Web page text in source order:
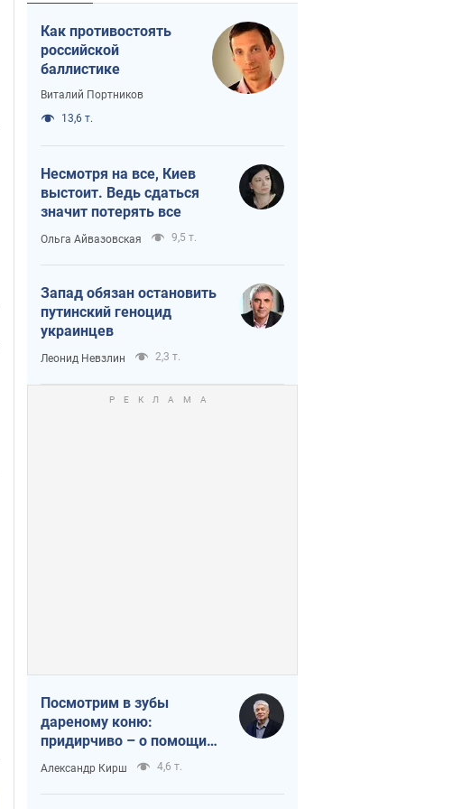
Как противостоять
российской
баллистике
Виталий Портников
13,6 т.
Несмотря на все, Киев
выстоит. Ведь сдаться
значит потерять все
Ольга Айвазовская 9,5 т.
Запад обязан остановить
путинский геноцид
украинцев
Леонид Невзлин 2,3 т.
Посмотрим в зубы
дареному коню:
придирчиво – о помощи
Украине
Александр Кирш 4,6 т.